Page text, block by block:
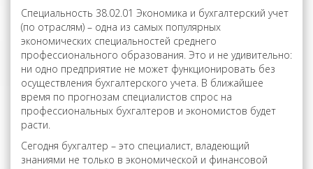
Специальность 38.02.01 Экономика и бухгалтерский учет
(по отраслям) – одна из самых популярных
экономических специальностей среднего
профессионального образования. Это и не удивительно:
ни одно предприятие не может функционировать без
осуществления бухгалтерского учета. В ближайшее
время по прогнозам специалистов спрос на
профессиональных бухгалтеров и экономистов будет
расти.
Сегодня бухгалтер – это специалист, владеющий
знаниями не только в экономической и финансовой